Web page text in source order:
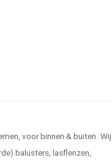
voor binnen & buiten. Wij
balusters, lasflenzen,